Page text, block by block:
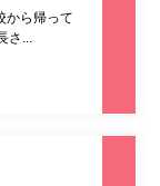
から帰って
さ...